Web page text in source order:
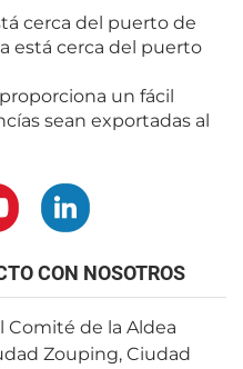
cerca del puerto de
está cerca del puerto
un fácil
sean exportadas al
CON NOSOTROS
Comité de la Aldea
Zouping, Ciudad